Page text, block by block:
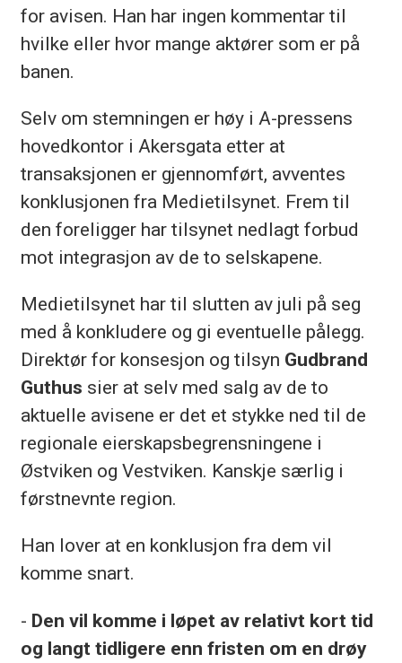
for avisen. Han har ingen kommentar til
hvilke eller hvor mange aktører som er på
banen.
Selv om stemningen er høy i A-pressens
hovedkontor i Akersgata etter at
transaksjonen er gjennomført, avventes
konklusjonen fra Medietilsynet. Frem til
den foreligger har tilsynet nedlagt forbud
mot integrasjon av de to selskapene.
Medietilsynet har til slutten av juli på seg
med å konkludere og gi eventuelle pålegg.
Direktør for konsesjon og tilsyn Gudbrand
Guthus sier at selv med salg av de to
aktuelle avisene er det et stykke ned til de
regionale eierskapsbegrensningene i
Østviken og Vestviken. Kanskje særlig i
førstnevnte region.
Han lover at en konklusjon fra dem vil
komme snart.
- Den vil komme i løpet av relativt kort tid
og langt tidligere enn fristen om en drøy